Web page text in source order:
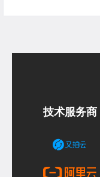
技术服务商